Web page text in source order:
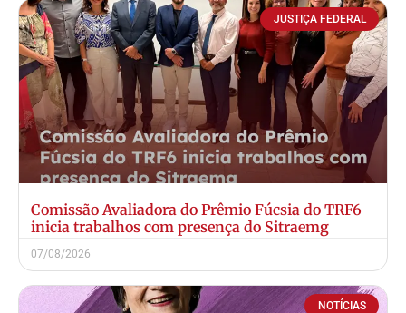
JUSTIÇA FEDERAL
Comissão Avaliadora do Prêmio Fúcsia do TRF6
inicia trabalhos com presença do Sitraemg
07/08/2026
NOTÍCIAS